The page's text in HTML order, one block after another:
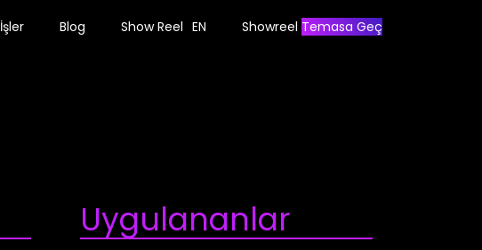
İşler Blog Show Reel EN Showreel Temasa Geç
Uygulananlar